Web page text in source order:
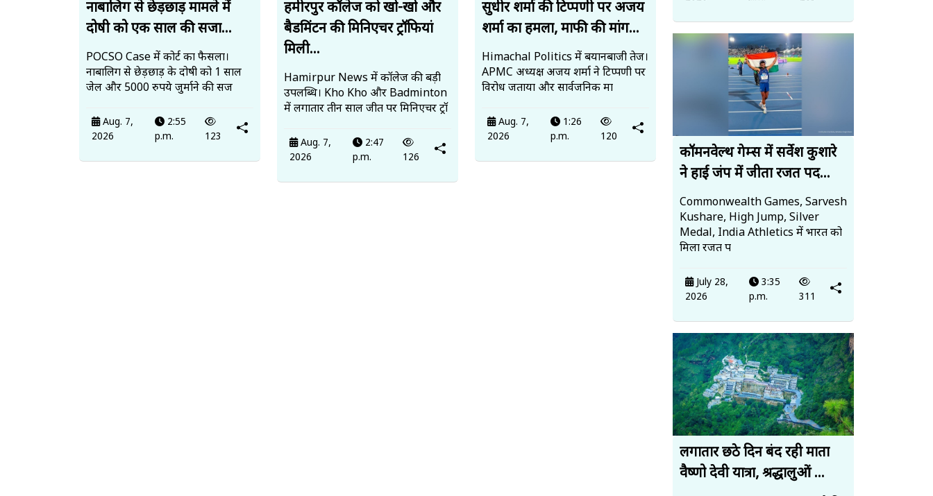
नाबालिग से छेड़छाड़ मामले में
दोषी को एक साल की सजा...
POCSO Case में कोर्ट का फैसला।
नाबालिग से छेड़छाड़ के दोषी को 1 साल
जेल और 5000 रुपये जुर्माने की सज
Aug. 7,
2026
2:55
p.m.
123
हमीरपुर कॉलेज को खो-खो और
बैडमिंटन की मिनिएचर ट्रॉफियां
मिली...
Hamirpur News में कॉलेज की बड़ी
उपलब्धि। Kho Kho और Badminton
में लगातार तीन साल जीत पर मिनिएचर ट्रॉ
Aug. 7,
2026
2:47
p.m.
126
सुधीर शर्मा की टिप्पणी पर अजय
शर्मा का हमला, माफी की मांग...
Himachal Politics में बयानबाजी तेज।
APMC अध्यक्ष अजय शर्मा ने टिप्पणी पर
विरोध जताया और सार्वजनिक मा
Aug. 7,
2026
1:26
p.m.
120
कॉमनवेल्थ गेम्स में सर्वेश कुशारे
ने हाई जंप में जीता रजत पद...
Commonwealth Games, Sarvesh
Kushare, High Jump, Silver
Medal, India Athletics में भारत को
मिला रजत प
July 28,
2026
3:35
p.m.
311
लगातार छठे दिन बंद रही माता
वैष्णो देवी यात्रा, श्रद्धालुओं ...